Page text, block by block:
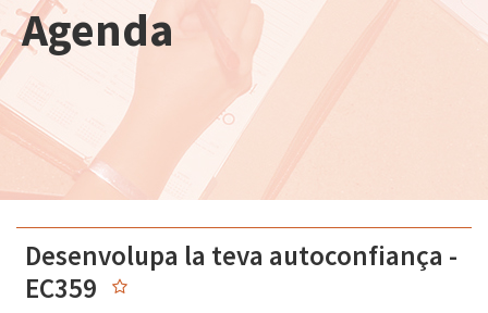
Agenda
Desenvolupa la teva autoconfiança -
EC359